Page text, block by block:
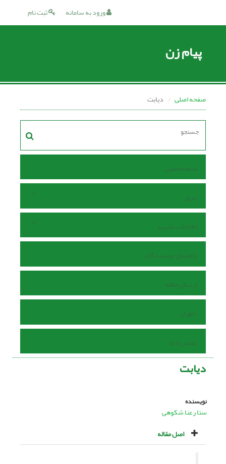
ثبت نام ورود به سامانه
پیام زن
صفحه اصلی دیابت
صفحه اصلی
مرور
اطلاعات نشریه
راهنمای نویسندگان
ارسال مقاله
داوران
تماس با ما
دیابت
نویسنده
ستا رعنا شکوهی
اصل مقاله